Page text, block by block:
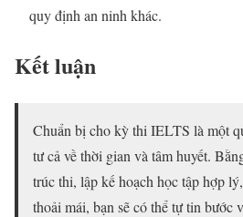
quy định an ninh khác.
Kết luận
Chuẩn bị cho kỳ thi IELTS là một
tư cả về thời gian và tâm huyết.
trúc thi, lập kế hoạch học tập hợp
thoải mái, bạn sẽ có thể tự tin bước